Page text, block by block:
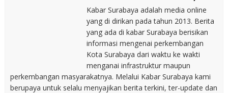
Kabar Surabaya adalah media online
yang di dirikan pada tahun 2013. Berita
yang ada di kabar Surabaya berisikan
informasi mengenai perkembangan
Kota Surabaya dari waktu ke wakti
menganai infrastruktur maupun
perkembangan masyarakatnya. Melalui Kabar Surabaya kami
berupaya untuk selalu menyajikan berita terkini, ter-update dan